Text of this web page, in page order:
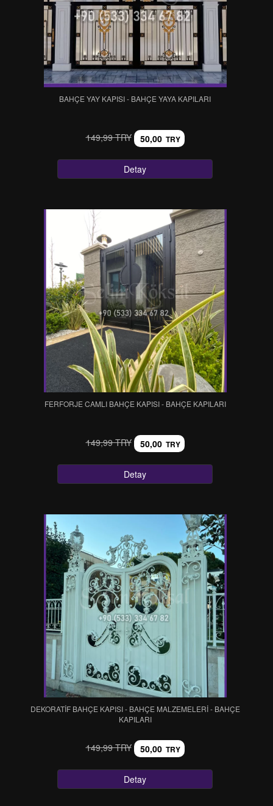
BAHÇE YAY KAPISI - BAHÇE YAYA KAPILARI
149,99 TRY 50,00 TRY
Detay
FERFORJE CAMLI BAHÇE KAPISI - BAHÇE KAPILARI
149,99 TRY 50,00 TRY
Detay
DEKORATİF BAHÇE KAPISI - BAHÇE MALZEMELERİ - BAHÇE
KAPILARI
149,99 TRY 50,00 TRY
Detay